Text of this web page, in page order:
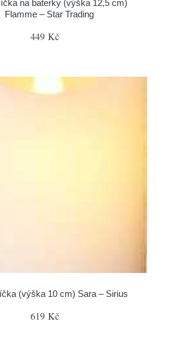
na baterky (výška 12,5 cm)
Flamme – Star Trading
449 Kč
(výška 10 cm) Sara – Sirius
619 Kč